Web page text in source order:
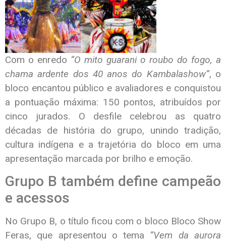
Com o enredo “O mito guarani o roubo do fogo, a
chama ardente dos 40 anos do Kambalashow”, o
bloco encantou público e avaliadores e conquistou
a pontuação máxima: 150 pontos, atribuídos por
cinco jurados. O desfile celebrou as quatro
décadas de história do grupo, unindo tradição,
cultura indígena e a trajetória do bloco em uma
apresentação marcada por brilho e emoção.
Grupo B também define campeão
e acessos
No Grupo B, o título ficou com o bloco Bloco Show
Feras, que apresentou o tema “Vem da aurora